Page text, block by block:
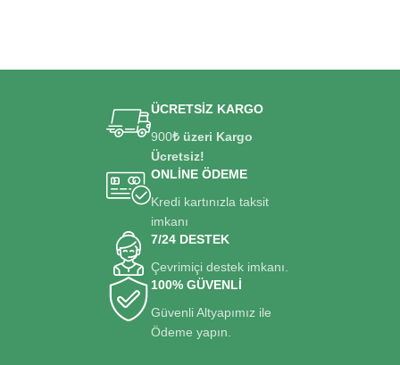
ÜCRETSİZ KARGO
900₺ üzeri Kargo
Ücretsiz!
ONLİNE ÖDEME
Kredi kartınızla taksit
imkanı
7/24 DESTEK
Çevrimiçi destek imkanı.
100% GÜVENLİ
Güvenli Altyapımız ile
Ödeme yapın.